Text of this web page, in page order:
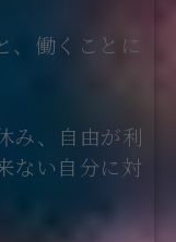
、働くことに
み、自由が利
ない自分に対